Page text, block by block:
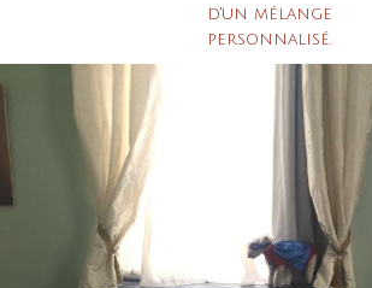
d'un mélange
personnalisé.